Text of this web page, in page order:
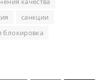
санкции
блокировка